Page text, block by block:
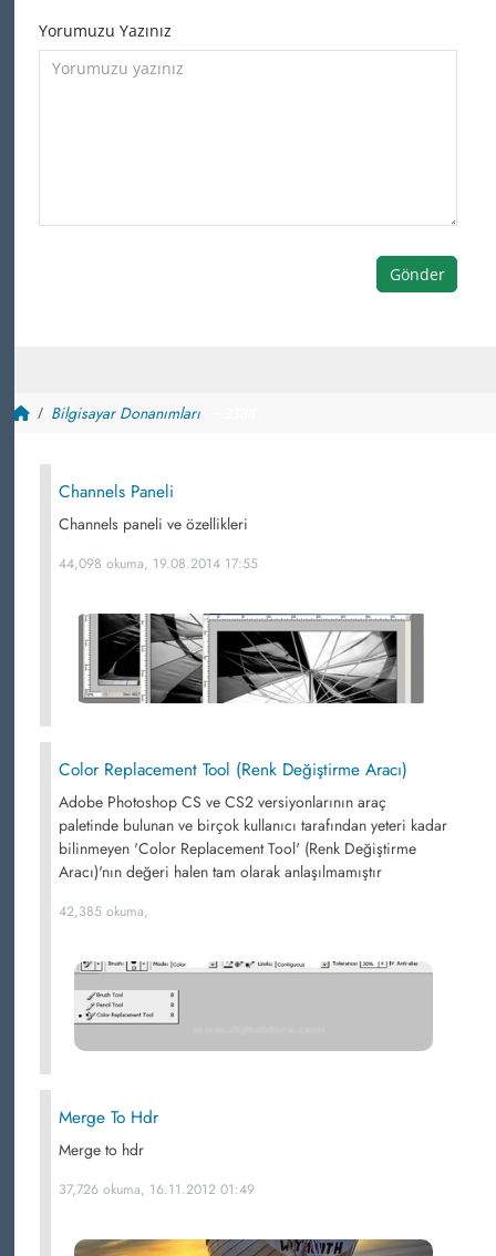
Yorumuzu Yazınız
Gönder
Bilgisayar Donanımları
Channels Paneli
Channels paneli ve özellikleri
44,098 okuma, 19.08.2014 17:55
Color Replacement Tool (Renk Değiştirme Aracı)
Adobe Photoshop CS ve CS2 versiyonlarının araç
paletinde bulunan ve birçok kullanıcı tarafından yeteri kadar
bilinmeyen 'Color Replacement Tool' (Renk Değiştirme
Aracı)'nın değeri halen tam olarak anlaşılmamıştır
42,385 okuma,
Merge To Hdr
Merge to hdr
37,726 okuma, 16.11.2012 01:49